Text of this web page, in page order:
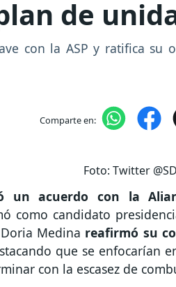
de
con la ASP y ratifica
Comparte en:
Foto: Twitter
un acuerdo con la
como candidato
Medina reafirmó su
que se enfocarían
con la escasez de